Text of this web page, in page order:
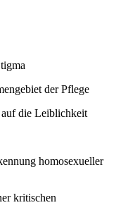
der Pflege
die Leiblichkeit
homosexueller
kritischen